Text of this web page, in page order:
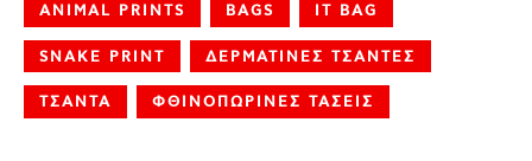
ANIMAL PRINTS BAGS IT BAG
SNAKE PRINT ΔΕΡΜΑΤΙΝΕΣ ΤΣΑΝΤΕΣ
ΤΣΑΝΤΑ ΦΘΙΝΟΠΩΡΙΝΕΣ ΤΑΣΕΙΣ